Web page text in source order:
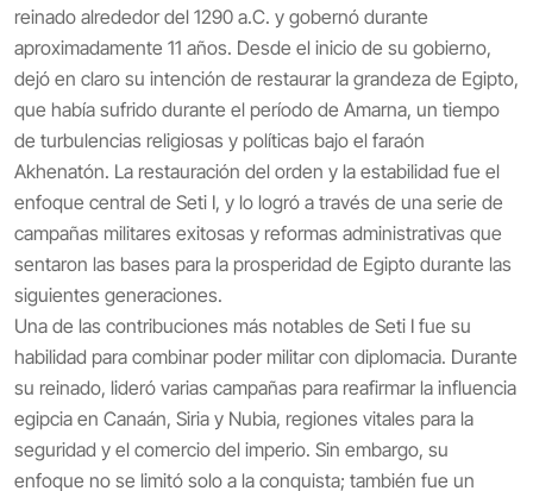
reinado alrededor del 1290 a.C. y gobernó durante
aproximadamente 11 años. Desde el inicio de su gobierno,
dejó en claro su intención de restaurar la grandeza de Egipto,
que había sufrido durante el período de Amarna, un tiempo
de turbulencias religiosas y políticas bajo el faraón
Akhenatón. La restauración del orden y la estabilidad fue el
enfoque central de Seti I, y lo logró a través de una serie de
campañas militares exitosas y reformas administrativas que
sentaron las bases para la prosperidad de Egipto durante las
siguientes generaciones.
Una de las contribuciones más notables de Seti I fue su
habilidad para combinar poder militar con diplomacia. Durante
su reinado, lideró varias campañas para reafirmar la influencia
egipcia en Canaán, Siria y Nubia, regiones vitales para la
seguridad y el comercio del imperio. Sin embargo, su
enfoque no se limitó solo a la conquista; también fue un